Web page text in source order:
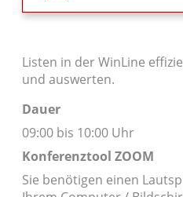
Listen in der WinLine
und auswerten.
Dauer
09:00 bis 10:00 Uhr
Konferenztool ZOOM
Sie benötigen einen